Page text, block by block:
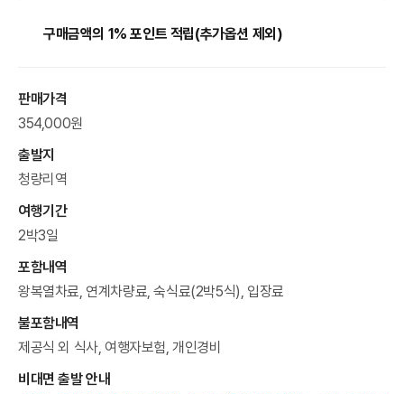
구매금액의 1% 포인트 적립(추가옵션 제외)
판매가격
354,000원
출발지
청량리역
여행기간
2박3일
포함내역
왕복열차료, 연계차량료, 숙식료(2박5식), 입장료
불포함내역
제공식 외 식사, 여행자보험, 개인경비
비대면 출발 안내